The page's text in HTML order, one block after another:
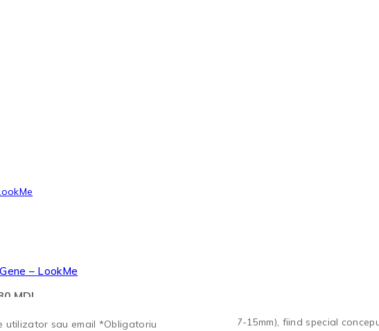
– LookMe
MDL
. Caseta conține20 de rânduricu mix de lungimi (7-15mm), fiind special
utilizator sau email *Obligatoriu